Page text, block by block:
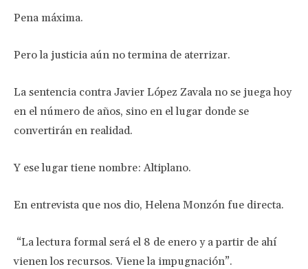
Pena máxima.
Pero la justicia aún no termina de aterrizar.
La sentencia contra Javier López Zavala no se juega hoy
en el número de años, sino en el lugar donde se
convertirán en realidad.
Y ese lugar tiene nombre: Altiplano.
En entrevista que nos dio, Helena Monzón fue directa.
“La lectura formal será el 8 de enero y a partir de ahí
vienen los recursos. Viene la impugnación”.